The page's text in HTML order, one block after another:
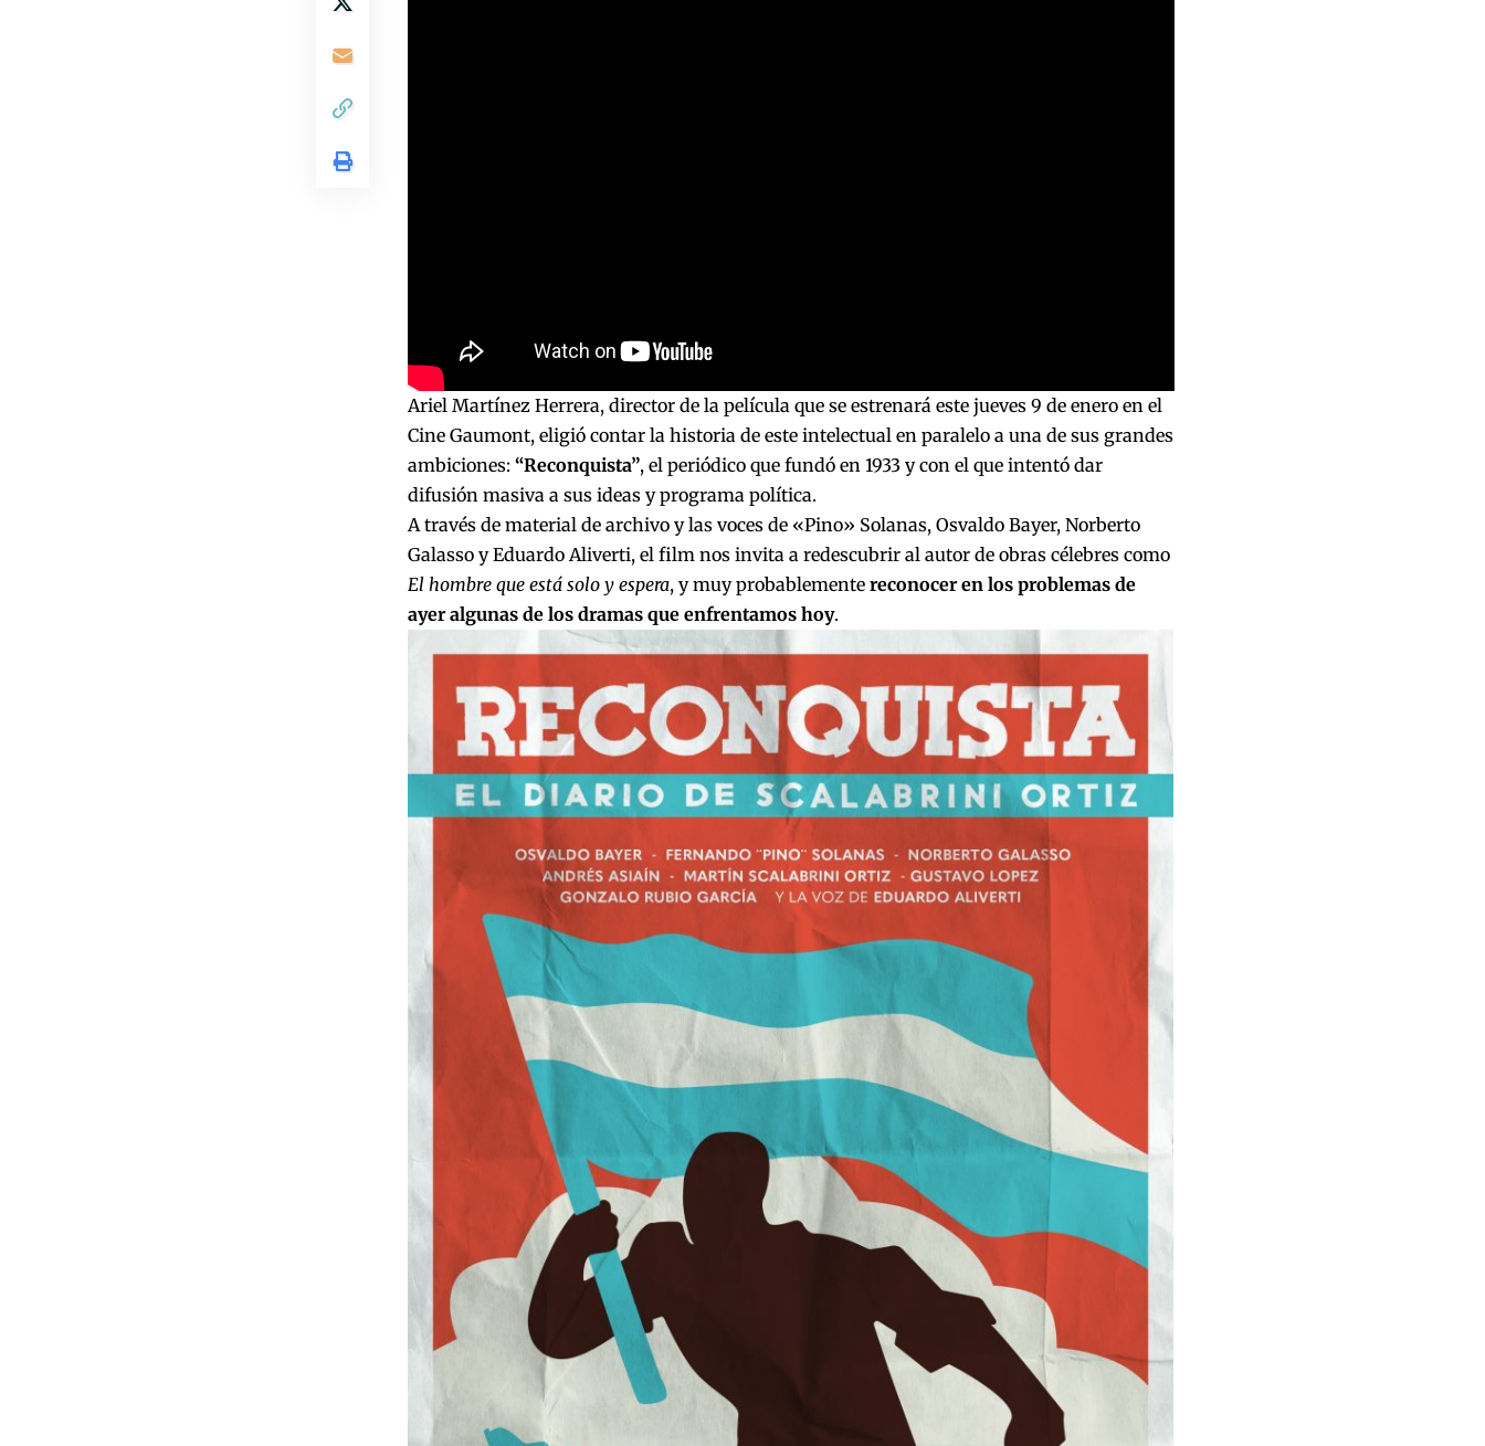
Ariel Martínez Herrera, director de la película que se estrenará este jueves 9 de enero en el
Cine Gaumont, eligió contar la historia de este intelectual en paralelo a una de sus grandes
ambiciones: “Reconquista”, el periódico que fundó en 1933 y con el que intentó dar
difusión masiva a sus ideas y programa política.
A través de material de archivo y las voces de «Pino» Solanas, Osvaldo Bayer, Norberto
Galasso y Eduardo Aliverti, el film nos invita a redescubrir al autor de obras célebres como
El hombre que está solo y espera, y muy probablemente reconocer en los problemas de
ayer algunas de los dramas que enfrentamos hoy.